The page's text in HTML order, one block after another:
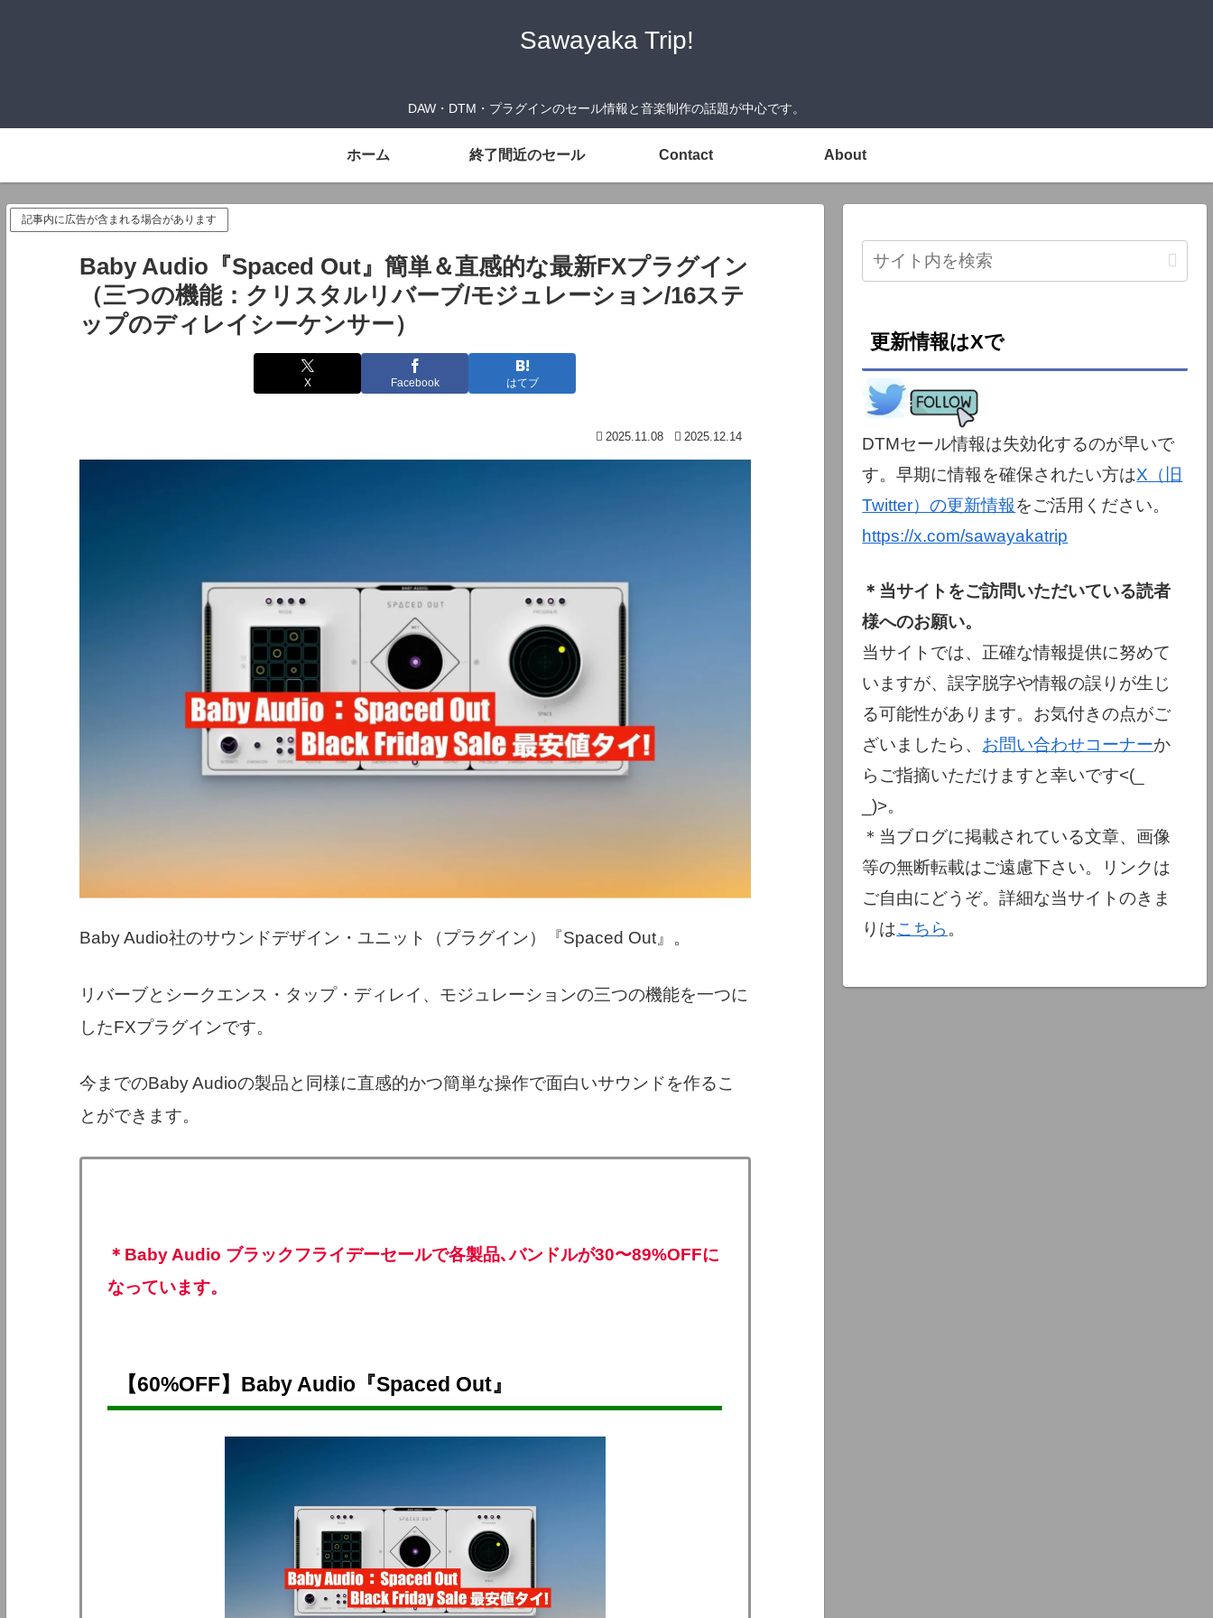
Sawayaka Trip!
DAW・DTM・プラグインのセール情報と音楽制作の話題が中心です。
ホーム 終了間近のセール Contact About
記事内に広告が含まれる場合があります
Baby Audio『Spaced Out』簡単＆直感的な最新FXプラグイン
（三つの機能：クリスタルリバーブ/モジュレーション/16ステ
ップのディレイシーケンサー）
X Facebook はてブ
2025.11.08 2025.12.14
Baby Audio社のサウンドデザイン・ユニット（プラグイン）『Spaced Out』。
リバーブとシークエンス・タップ・ディレイ、モジュレーションの三つの機能を一つに
したFXプラグインです。
今までのBaby Audioの製品と同様に直感的かつ簡単な操作で面白いサウンドを作るこ
とができます。
＊Baby Audio ブラックフライデーセールで各製品､バンドルが30〜89%OFFに
なっています。
【60%OFF】Baby Audio『Spaced Out』
更新情報はXで
DTMセール情報は失効化するのが早いで
す。早期に情報を確保されたい方はX（旧
Twitter）の更新情報をご活用ください。
https://x.com/sawayakatrip
＊当サイトをご訪問いただいている読者
様へのお願い。
当サイトでは、正確な情報提供に努めて
いますが、誤字脱字や情報の誤りが生じ
る可能性があります。お気付きの点がご
ざいましたら、 お問い合わせコーナーか
らご指摘いただけますと幸いです<(_
_)>。
＊当ブログに掲載されている文章、画像
等の無断転載はご遠慮下さい。リンクは
ご自由にどうぞ。詳細な当サイトのきま
りはこちら 。